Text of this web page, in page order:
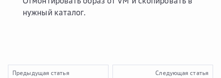
нужный каталог.
Предыдущая статья Следующая статья